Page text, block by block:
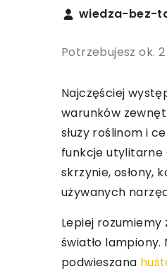
wiedza-bez-
Potrzebujesz ok.
Najczęściej
warunków
służy roślinom i
funkcje utylitarne
skrzynie, osłony,
używanych
Lepiej rozumiemy
światło
podwieszana